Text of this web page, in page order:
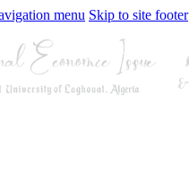
menu Skip to site footer